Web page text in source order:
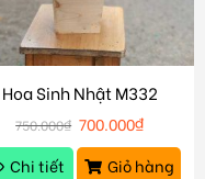
Hoa Sinh Nhật M332
750.000₫ 700.000₫
Chi tiết
Giỏ hàng